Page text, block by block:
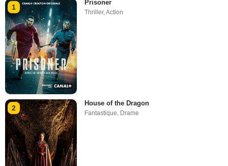
1
Prisoner
Thriller,Action
2
House of the Dragon
Fantastique, Drame